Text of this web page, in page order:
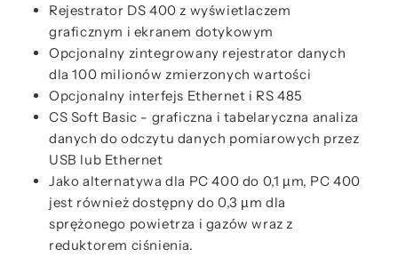
Rejestrator DS 400 z wyświetlaczem
graficznym i ekranem dotykowym
Opcjonalny zintegrowany rejestrator danych
dla 100 milionów zmierzonych wartości
Opcjonalny interfejs Ethernet i RS 485
CS Soft Basic - graficzna i tabelaryczna analiza
danych do odczytu danych pomiarowych przez
USB lub Ethernet
Jako alternatywa dla PC 400 do 0,1 µm, PC 400
jest również dostępny do 0,3 µm dla
sprężonego powietrza i gazów wraz z
reduktorem ciśnienia.